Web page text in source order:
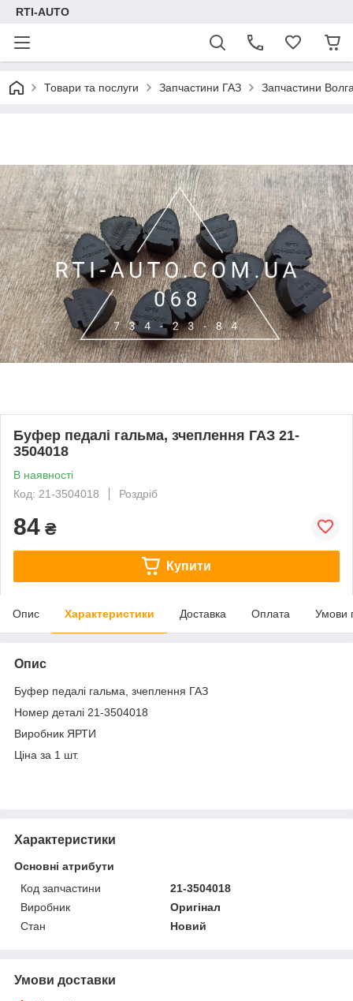
RTI-AUTO
Товари та послуги Запчастини ГАЗ Запчастини
Буфер педалі гальма, зчеплення ГАЗ 21-
3504018
В наявності
Код: 21-3504018
Роздріб
84 ₴
Купити
Опис Характеристики Доставка Оплата Умови
Опис
Буфер педалі гальма, зчеплення ГАЗ
Номер деталі 21-3504018
Виробник ЯРТИ
Ціна за 1 шт.
Характеристики
Основні атрибути
Код запчастини
21-3504018
Виробник
Оригінал
Стан
Новий
Умови доставки